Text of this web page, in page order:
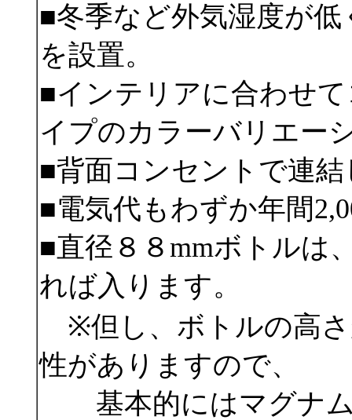
■冬季など外気湿度が
を設置。
■インテリアに合わせ
イプのカラーバリエー
■背面コンセントで連
■電気代もわずか年間
■直径８８mmボトルは
れば入ります。
※但し、ボトルの高さ
性がありますので、
基本的にはマグナム